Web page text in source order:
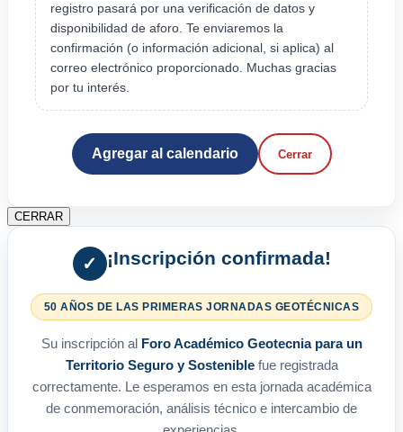
registro pasará por una verificación de datos y
disponibilidad de aforo. Te enviaremos la
confirmación (o información adicional, si aplica) al
correo electrónico proporcionado. Muchas gracias
por tu interés.
Agregar al calendario Cerrar
CERRAR
✓ ¡Inscripción confirmada!
50 AÑOS DE LAS PRIMERAS JORNADAS GEOTÉCNICAS
Su inscripción al Foro Académico Geotecnia para un
Territorio Seguro y Sosteniblefue registrada
correctamente. Le esperamos en esta jornada académica
de conmemoración, análisis técnico e intercambio de